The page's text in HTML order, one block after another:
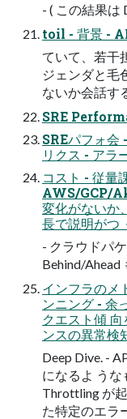
- ( この結果は
toil - 背景 -
ていて、若干
ジェンダと毛
ないか会話す
SRE
SREパフォ会
リクス - アラ
コスト - 従量
AWS/GCP/
変化がないか
長で説明がつ
- クラウドパ
Behind/Ahead
インフラのメ
ンニング - 余
クエスト傾
ンスの異常検
Deep Dive. -
になるよ うな
Throttling が
た特定のエラ